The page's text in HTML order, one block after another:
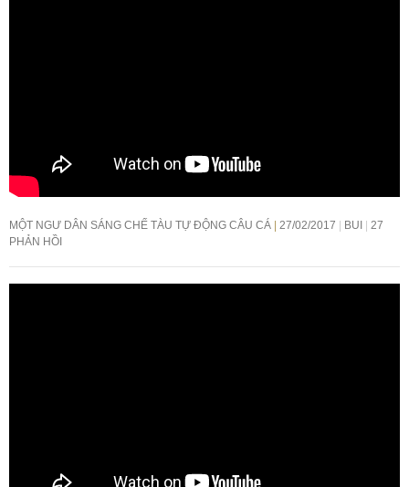
MỘT NGƯ DÂN SÁNG CHẾ TÀU TỰ ĐỘNG CÂU CÁ 27/02/2017 BUI
27
PHẢN HỒI